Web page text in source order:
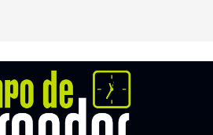
GARANTÍA: ver condiciones